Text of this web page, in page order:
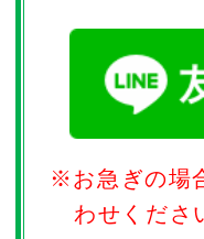
※お急ぎの場
わせくださ